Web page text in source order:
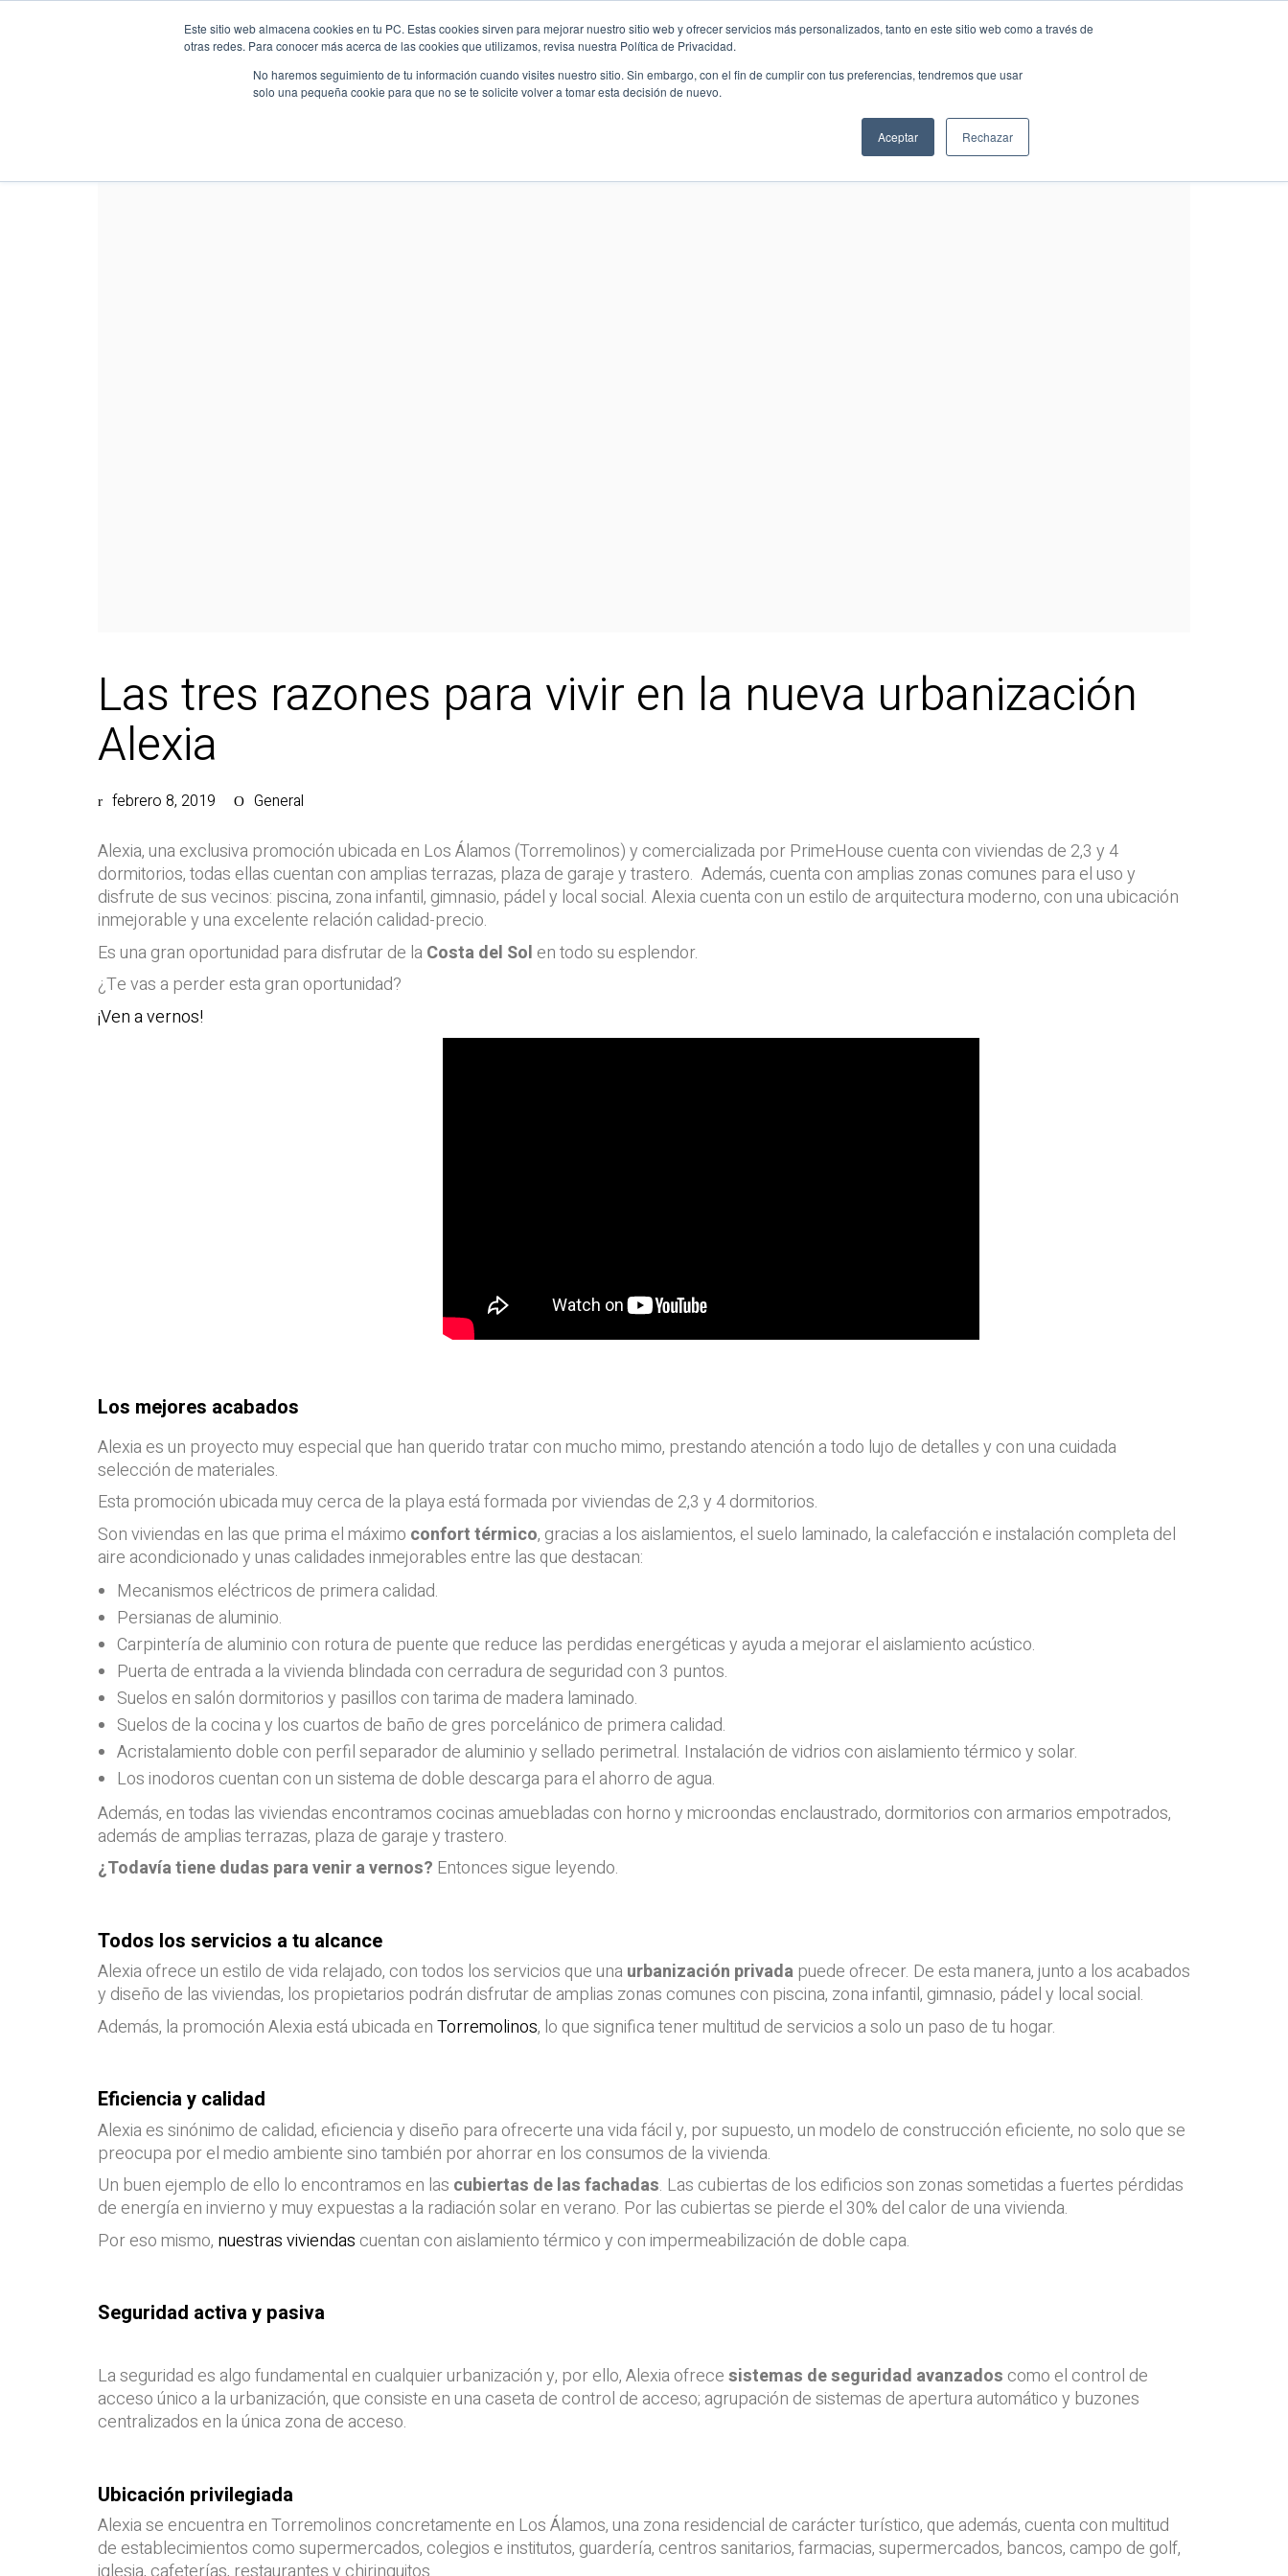
Este sitio web almacena cookies en tu PC. Estas cookies sirven para mejorar nuestro sitio web y ofrecer servicios más personalizados, tanto en este sitio web como a través de
otras redes. Para conocer más acerca de las cookies que utilizamos, revisa nuestra Política de Privacidad.
No haremos seguimiento de tu información cuando visites nuestro sitio. Sin embargo, con el fin de cumplir con tus preferencias, tendremos que usar
solo una pequeña cookie para que no se te solicite volver a tomar esta decisión de nuevo.
Aceptar Rechazar
Home Proyectos Servicios Empresa Contacto
Las tres razones para vivir en la nueva urbanización
Alexia
febrero 8, 2019 General
Alexia, una exclusiva promoción ubicada en Los Álamos (Torremolinos) y comercializada por PrimeHouse cuenta con viviendas de 2,3 y 4
dormitorios, todas ellas cuentan con amplias terrazas, plaza de garaje y trastero. Además, cuenta con amplias zonas comunes para el uso y
disfrute de sus vecinos: piscina, zona infantil, gimnasio, pádel y local social. Alexia cuenta con un estilo de arquitectura moderno, con una ubicación
inmejorable y una excelente relación calidad-precio.
Es una gran oportunidad para disfrutar de laCosta del Solen todo su esplendor.
¿Te vas a perder esta gran oportunidad?
¡Ven a vernos!
Los mejores acabados
Alexia es un proyecto muy especial que han querido tratar con mucho mimo, prestando atención a todo lujo de detalles y con una cuidada
selección de materiales.
Esta promoción ubicada muy cerca de la playa está formada por viviendas de 2,3 y 4 dormitorios.
Son viviendas en las que prima el máximo confort térmico, gracias a los aislamientos, el suelo laminado, la calefacción e instalación completa del
aire acondicionado y unas calidades inmejorables entre las que destacan:
Mecanismos eléctricos de primera calidad.
Persianas de aluminio.
Carpintería de aluminio con rotura de puente que reduce las perdidas energéticas y ayuda a mejorar el aislamiento acústico.
Puerta de entrada a la vivienda blindada con cerradura de seguridad con 3 puntos.
Suelos en salón dormitorios y pasillos con tarima de madera laminado.
Suelos de la cocina y los cuartos de baño de gres porcelánico de primera calidad.
Acristalamiento doble con perfil separador de aluminio y sellado perimetral. Instalación de vidrios con aislamiento térmico y solar.
Los inodoros cuentan con un sistema de doble descarga para el ahorro de agua.
Además, en todas las viviendas encontramos cocinas amuebladas con horno y microondas enclaustrado, dormitorios con armarios empotrados,
además de amplias terrazas, plaza de garaje y trastero.
¿Todavía tiene dudas para venir a vernos? Entonces sigue leyendo.
Todos los servicios a tu alcance
Alexia ofrece un estilo de vida relajado, con todos los servicios que unaurbanización privadapuede ofrecer. De esta manera, junto a los acabados
y diseño de las viviendas, los propietarios podrán disfrutar de amplias zonas comunes con piscina, zona infantil, gimnasio, pádel y local social.
Además, la promoción Alexia está ubicada enTorremolinos, lo que significa tener multitud de servicios a solo un paso de tu hogar.
Eficiencia y calidad
Alexia es sinónimo de calidad, eficiencia y diseño para ofrecerte una vida fácil y, por supuesto, un modelo de construcción eficiente, no solo que se
preocupa por el medio ambiente sino también por ahorrar en los consumos de la vivienda.
Un buen ejemplo de ello lo encontramos en las cubiertas de las fachadas. Las cubiertas de los edificios son zonas sometidas a fuertes pérdidas
de energía en invierno y muy expuestas a la radiación solar en verano. Por las cubiertas se pierde el 30% del calor de una vivienda.
Por eso mismo, nuestras viviendascuentan con aislamiento térmico y con impermeabilización de doble capa.
Seguridad activa y pasiva
La seguridad es algo fundamental en cualquier urbanización y, por ello, Alexia ofrecesistemas de seguridad avanzadoscomo el control de
acceso único a la urbanización, que consiste en una caseta de control de acceso; agrupación de sistemas de apertura automático y buzones
centralizados en la única zona de acceso.
Ubicación privilegiada
Alexia se encuentra en Torremolinos concretamente en Los Álamos, una zona residencial de carácter turístico, que además, cuenta con multitud
de establecimientos como supermercados, colegios e institutos, guardería, centros sanitarios, farmacias, supermercados, bancos, campo de golf,